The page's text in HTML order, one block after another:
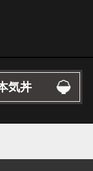
気丼